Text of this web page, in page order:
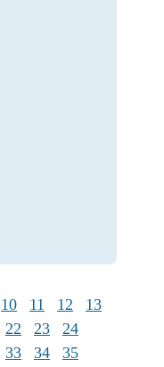
10 11 12
13
22 23
24
33 34
35